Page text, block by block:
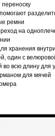
переноску
ремни
на
хранения
один с
всю длину для
для мячей